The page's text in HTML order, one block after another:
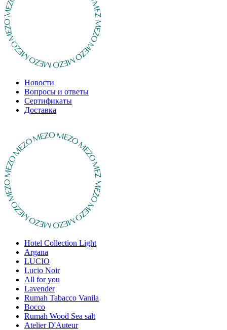
Новости
Вопросы и ответы
Сертификаты
Доставка
Hotel Collection Light
Argana
LUCIO
Lucio Noir
All for you
Lavender
Rumah Tabacco Vanila
Bocco
Rumah Wood Sea salt
Atelier D'Auteur